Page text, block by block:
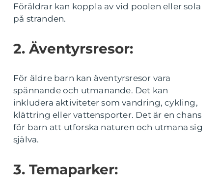
Föräldrar kan koppla av vid poolen eller sola
på stranden.
2. Äventyrsresor:
För äldre barn kan äventyrsresor vara
spännande och utmanande. Det kan
inkludera aktiviteter som vandring, cykling,
klättring eller vattensporter. Det är en chans
för barn att utforska naturen och utmana sig
själva.
3. Temaparker: